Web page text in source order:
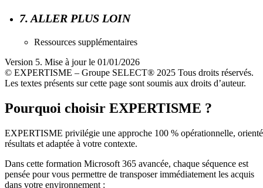
7. ALLER PLUS LOIN
Ressources supplémentaires
Version 5. Mise à jour le 01/01/2026
© EXPERTISME – Groupe SELECT® 2025 Tous droits réservés.
Les textes présents sur cette page sont soumis aux droits d’auteur.
Pourquoi choisir EXPERTISME ?
EXPERTISME privilégie une approche 100 % opérationnelle,
résultats et adaptée à votre contexte.
Dans cette formation Microsoft 365 avancée, chaque séquence est
pensée pour vous permettre de transposer immédiatement les acquis
dans votre environnement :